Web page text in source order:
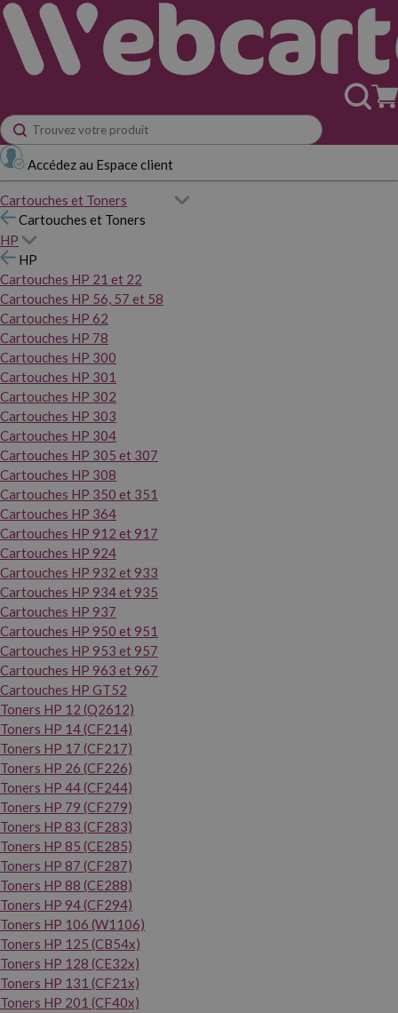
Accédez au Espace client
Cartouches et Toners
Cartouches et Toners
HP
HP
Cartouches HP 21 et 22
Cartouches HP 56, 57 et 58
Cartouches HP 62
Cartouches HP 78
Cartouches HP 300
Cartouches HP 301
Cartouches HP 302
Cartouches HP 303
Cartouches HP 304
Cartouches HP 305 et 307
Cartouches HP 308
Cartouches HP 350 et 351
Cartouches HP 364
Cartouches HP 912 et 917
Cartouches HP 924
Cartouches HP 932 et 933
Cartouches HP 934 et 935
Cartouches HP 937
Cartouches HP 950 et 951
Cartouches HP 953 et 957
Cartouches HP 963 et 967
Cartouches HP GT52
Toners HP 12 (Q2612)
Toners HP 14 (CF214)
Toners HP 17 (CF217)
Toners HP 26 (CF226)
Toners HP 44 (CF244)
Toners HP 79 (CF279)
Toners HP 83 (CF283)
Toners HP 85 (CE285)
Toners HP 87 (CF287)
Toners HP 88 (CE288)
Toners HP 94 (CF294)
Toners HP 106 (W1106)
Toners HP 125 (CB54x)
Toners HP 128 (CE32x)
Toners HP 131 (CF21x)
Toners HP 201 (CF40x)